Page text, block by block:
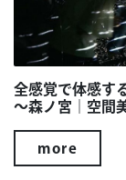
全感覚で体感す
～森ノ宮｜空間
more